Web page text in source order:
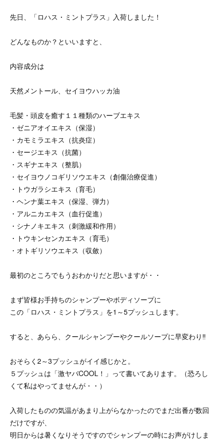
先日、「ロハス・ミントプラス」入荷しました！
どんなものか？といいますと、
内容成分は
天然メントール、セイヨウハッカ油
毛髪・頭皮を癒す１１種類のハーブエキス
・ゼニアオイエキス（保湿）
・カモミラエキス（抗炎症）
・セージエキス（抗菌）
・スギナエキス（整肌）
・セイヨウノコギリソウエキス（創傷治療促進）
・トウガラシエキス（育毛）
・ヘンナ葉エキス（保湿、弾力）
・アルニカエキス（血行促進）
・シナノキエキス（刺激緩和作用）
・トウキンセンカエキス（育毛）
・オトギリソウエキス（収斂）
最初のところでもうおわかりだと思いますが・・
まず皆様お手持ちのシャンプーやボディソープに
この「ロハス・ミントプラス」を1～5プッシュします。
すると、あらら、クールシャンプーやクールソープに早変わり‼
おそらく2～3プッシュがイイ感じかと。
５プッシュは「激ヤバCOOL！」って書いてあります。（恐ろし
くて私はやってませんが・・）
入荷したものの気温があまり上がらなかったのでまだ出番が数回
だけですが、
明日からは暑くなりそうですのでシャンプーの時にお声がけしま